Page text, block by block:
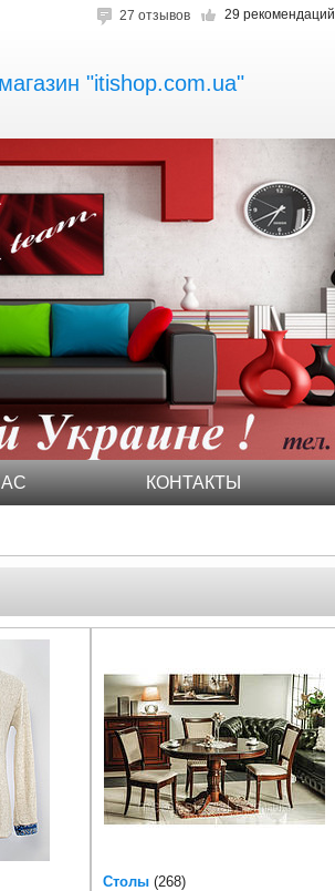
29 рекомендаций
27 отзывов
"itishop.com.ua"
КОНТАКТЫ
Столы 268